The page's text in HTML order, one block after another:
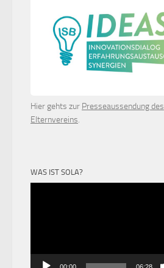
Hier gehts zur Presseaussendung des
Elternvereins.
WAS IST SOLA?